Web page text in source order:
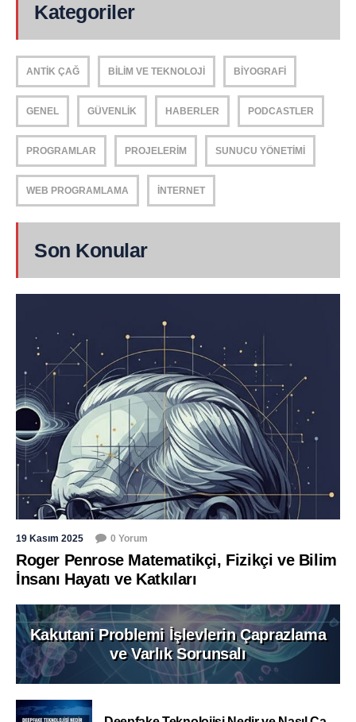
Kategoriler
ANTIK ÇAĞ BILIM VE TEKNOLOJI BIYOGRAFI
GENEL GÜVENLIK HABERLER PODCASTLER
PROGRAMLAR PROJELERIM SUNUCU YÖNETIMI
WEB PROGRAMLAMA İNTERNET
Son Konular
19 Kasım 2025 0 Yorum
Roger Penrose Matematikçi, Fizikçi ve Bilim
İnsanı Hayatı ve Katkıları
Kakutani Problemi İşlevlerin Çaprazlama
ve Varlık Sorunsalı